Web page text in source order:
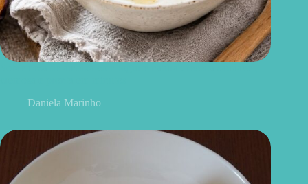
Daniela Marinho